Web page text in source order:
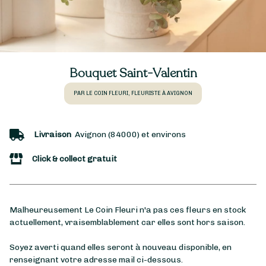
Bouquet Saint-Valentin
PAR LE COIN FLEURI, FLEURISTE À AVIGNON
Livraison Avignon (84000) et environs
Click & collect gratuit
Malheureusement Le Coin Fleuri n'a pas ces fleurs en stock
actuellement, vraisemblablement car elles sont hors saison.
Soyez averti quand elles seront à nouveau disponible, en
renseignant votre adresse mail ci-dessous.